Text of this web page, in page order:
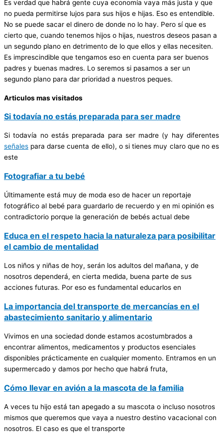
Es verdad que habrá gente cuya economía vaya más justa y que
no pueda permitirse lujos para sus hijos e hijas. Eso es entendible.
No se puede sacar el dinero de donde no lo hay. Pero sí que es
cierto que, cuando tenemos hijos o hijas, nuestros deseos pasan a
un segundo plano en detrimento de lo que ellos y ellas necesiten.
Es imprescindible que tengamos eso en cuenta para ser buenos
padres y buenas madres. Lo seremos si pasamos a ser un
segundo plano para dar prioridad a nuestros peques.
Articulos mas visitados
Si todavía no estás preparada para ser madre
Si todavía no estás preparada para ser madre (y hay diferentes
señales para darse cuenta de ello), o si tienes muy claro que no es
este
Fotografiar a tu bebé
Últimamente está muy de moda eso de hacer un reportaje
fotográfico al bebé para guardarlo de recuerdo y en mi opinión es
contradictorio porque la generación de bebés actual debe
Educa en el respeto hacia la naturaleza para posibilitar
el cambio de mentalidad
Los niños y niñas de hoy, serán los adultos del mañana, y de
nosotros dependerá, en cierta medida, buena parte de sus
acciones futuras. Por eso es fundamental educarlos en
La importancia del transporte de mercancías en el
abastecimiento sanitario y alimentario
Vivimos en una sociedad donde estamos acostumbrados a
encontrar alimentos, medicamentos y productos esenciales
disponibles prácticamente en cualquier momento. Entramos en un
supermercado y damos por hecho que habrá fruta,
Cómo llevar en avión a la mascota de la familia
A veces tu hijo está tan apegado a su mascota o incluso nosotros
mismos que queremos que vaya a nuestro destino vacacional con
nosotros. El caso es que el transporte